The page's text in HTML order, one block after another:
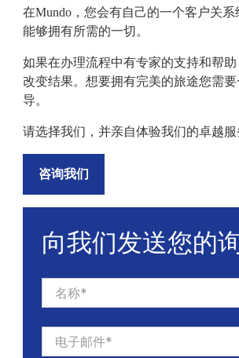
在Mundo ，您会有自己的一个客户关
能够拥有所需的一切。
如果在办理流程中有专家的支持和帮
改变结果。想要拥有完美的旅途您需
导。
请选择我们，并亲自体验我们的卓越服
咨询我们
向我们发送您的